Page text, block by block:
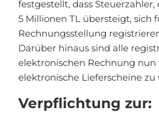
festgestellt, dass
5 Millionen TL übersteigt, sich
Rechnungsstellung
Darüber hinaus sind alle
elektronischen Rechnung nun
elektronische Lieferscheine zu
Verpflichtung zur: